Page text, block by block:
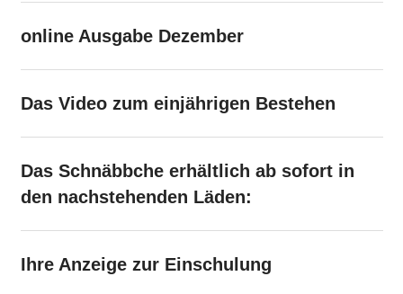
online Ausgabe Dezember
Das Video zum einjährigen Bestehen
Das Schnäbbche erhältlich ab sofort in
den nachstehenden Läden:
Ihre Anzeige zur Einschulung